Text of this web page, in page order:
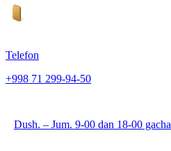
Telefon
+998 71 299-94-50
Dush. – Jum. 9-00 dan 18-00 gacha